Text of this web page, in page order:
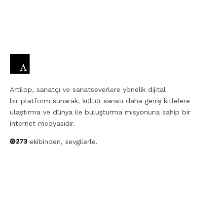
Artilop, sanatçı ve sanatseverlere yönelik dijital
bir platform sunarak, kültür sanatı daha geniş kitlelere
ulaştırma ve dünya ile buluşturma misyonuna sahip bir
internet medyasıdır.
ekibinden, sevgilerle.